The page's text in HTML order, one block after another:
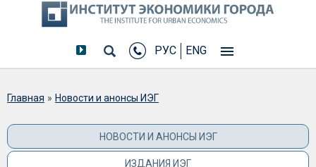
РУС ENG
Вы здесь
Главная » Новости и анонсы ИЭГ
НОВОСТИ И АНОНСЫ ИЭГ
ИЗДАНИЯ ИЭГ